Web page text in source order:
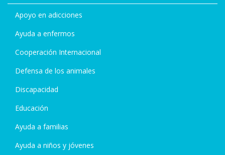
Apoyo en adicciones
Ayuda a enfermos
Cooperación Internacional
Defensa de los animales
Discapacidad
Educación
Ayuda a familias
Ayuda a niños y jóvenes